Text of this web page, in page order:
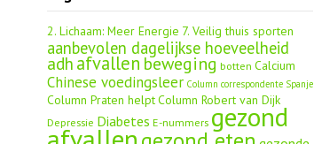
2. Lichaam: Meer Energie 7. Veilig thuis sporten
aanbevolen dagelijkse hoeveelheid
adh afvallen beweging botten Calcium
Chinese voedingsleer Column correspondente Spanje
Column Praten helptColumn Robert van Dijk
Depressie Diabetes E-nummers gezond